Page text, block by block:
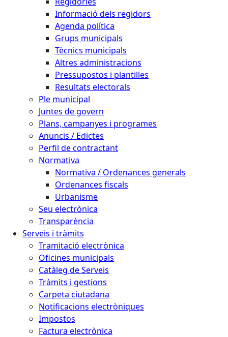
Informació dels regidors
Agenda política
Grups municipals
Tècnics municipals
Altres administracions
Pressupostos i plantilles
Resultats electorals
Ple municipal
Juntes de govern
Plans, campanyes i programes
Anuncis / Edictes
Perfil de contractant
Normativa
Normativa / Ordenances generals
Ordenances fiscals
Urbanisme
Seu electrònica
Transparència
Serveis i tràmits
Tramitació electrònica
Oficines municipals
Catàleg de Serveis
Tràmits i gestions
Carpeta ciutadana
Notificacions electròniques
Impostos
Factura electrònica